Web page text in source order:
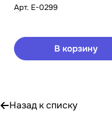
Арт. E-0299
В корзину
Назад к списку